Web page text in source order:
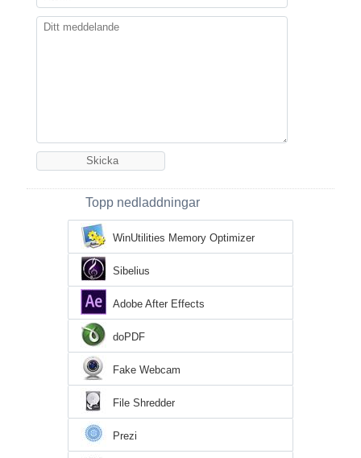
Topp nedladdningar
WinUtilities Memory Optimizer
Sibelius
Adobe After Effects
doPDF
Fake Webcam
File Shredder
Prezi